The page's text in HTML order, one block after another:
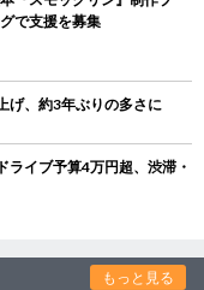
で支援を募集
げ、約3年ぶりの多さに
イブ予算4万円超、渋滞・
もっと見る